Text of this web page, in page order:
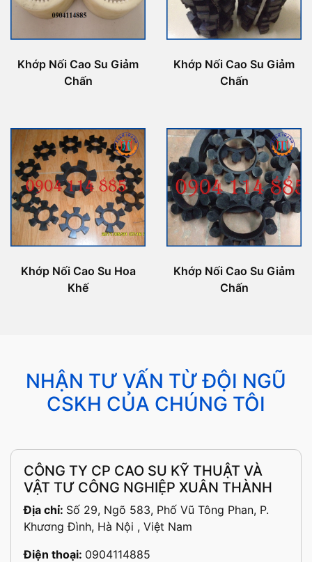
Khớp Nối Cao Su Giảm
Chấn
Khớp Nối Cao Su Giảm
Chấn
Khớp Nối Cao Su Hoa
Khế
Khớp Nối Cao Su Giảm
Chấn
NHẬN TƯ VẤN TỪ ĐỘI NGŨ
CSKH CỦA CHÚNG TÔI
CÔNG TY CP CAO SU KỸ THUẬT VÀ
VẬT TƯ CÔNG NGHIỆP XUÂN THÀNH
Địa chỉ: Số 29, Ngõ 583, Phố Vũ Tông Phan, P.
Khương Đình, Hà Nội , Việt Nam
Điện thoại: 0904114885